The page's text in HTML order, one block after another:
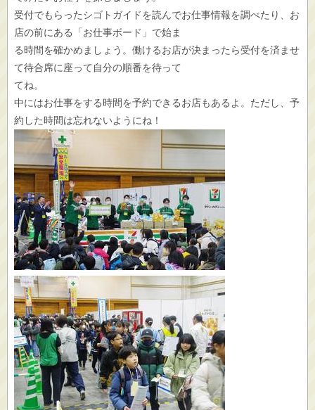
受付でもらったシゴトガイドを読んでお仕事情報を調べたり、お
店の前にある「お仕事ボード」で始ま
る時間を確かめましょう。働けるお店が決まったら受付を済ませ
て待合席に座って自分の順番を待って
てね。
中にはお仕事をする時間を予約できるお店もあるよ。ただし、予
約した時間は忘れないようにね！